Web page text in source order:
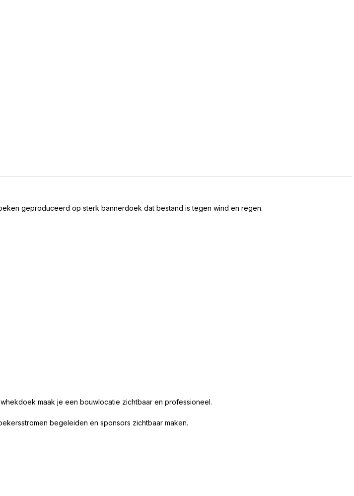
geproduceerd op sterk bannerdoek dat bestand is tegen wind en regen.
maak je een bouwlocatie zichtbaar en professioneel.
begeleiden en sponsors zichtbaar maken.